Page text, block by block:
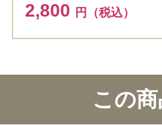
2,800 円（税込）
この